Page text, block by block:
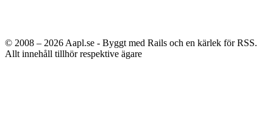
© 2008 – 2026 Aapl.se - Byggt med Rails och en kärlek för RSS.
Allt innehåll tillhör respektive ägare